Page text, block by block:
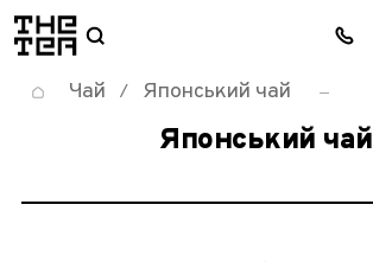
логотип
Чай / Японський чай
Японський чай